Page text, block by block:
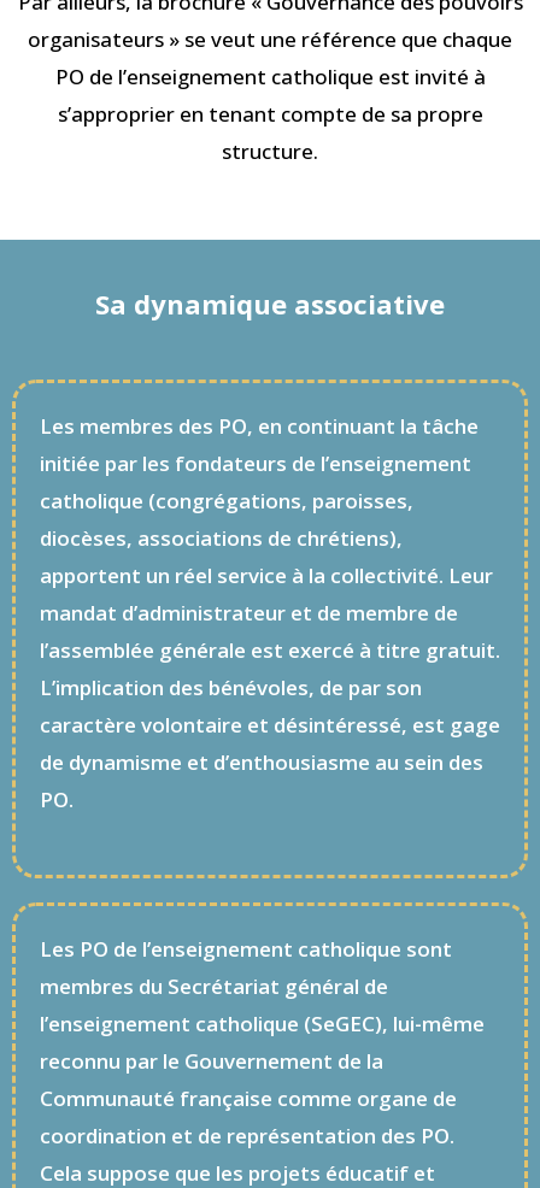
organisateurs » se veut une référence que chaque
PO de l’enseignement catholique est invité à
s’approprier en tenant compte de sa propre
structure.
Sa dynamique associative
Les membres des PO, en continuant la tâche
initiée par les fondateurs de l’enseignement
catholique (congrégations, paroisses,
diocèses, associations de chrétiens),
apportent un réel service à la collectivité. Leur
mandat d’administrateur et de membre de
l’assemblée générale est exercé à titre gratuit.
L’implication des bénévoles, de par son
caractère volontaire et désintéressé, est gage
de dynamisme et d’enthousiasme au sein des
PO.
Les PO de l’enseignement catholique sont
membres du Secrétariat général de
l’enseignement catholique (SeGEC), lui-même
reconnu par le Gouvernement de la
Communauté française comme organe de
coordination et de représentation des PO.
Cela suppose que les projets éducatif et